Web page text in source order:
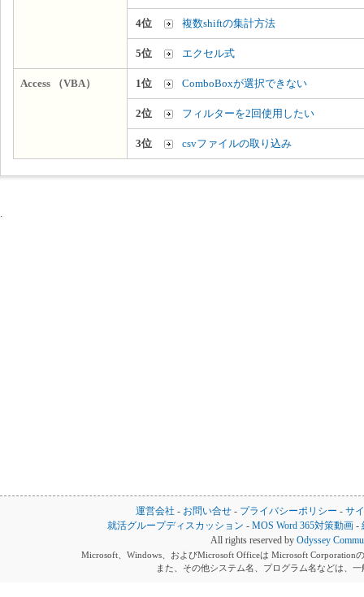
4位 複数shiftの集計方法
5位 エクセル式
Access （VBA） 1位 ComboBoxが選択できない
2位 フィルターを2回使用したい
3位 csvファイルの取り込み
運営会社 - お問い合せ - プライバシーポリシー - サ
就活グループディスカッション -MOS Word 365対策動画 -
All rights reserved by Odyssey
Microsoft、Windows、およびMicrosoft Officeは Microsoft Corporation
また、その他システム名、プログラム名などは、